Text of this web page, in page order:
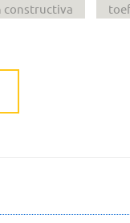
constructiva